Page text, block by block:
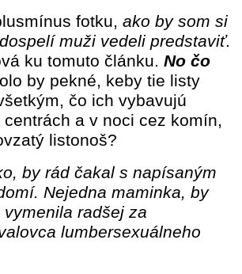
fotku, ako by som si
muži vedeli predstaviť.
ku tomuto článku. No čo
by pekné, keby tie listy
čo ich vybavujú
a v noci cez komín,
listonoš?
by rád čakal s napísaným
Nejedna maminka, by
radšej za
lumbersexuálneho